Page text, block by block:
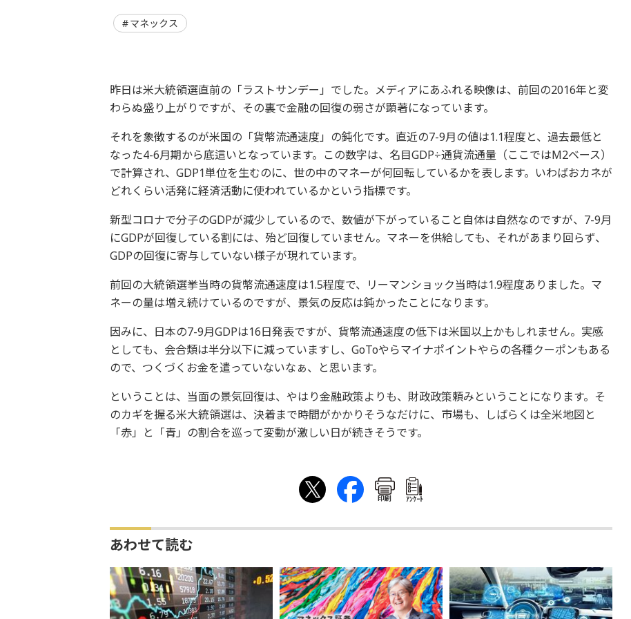
マネックス
昨日は米大統領選直前の「ラストサンデー」でした。メディアにあふれる映像は、前回の2016年と変
わらぬ盛り上がりですが、その裏で金融の回復の弱さが顕著になっています。
それを象徴するのが米国の「貨幣流通速度」の鈍化です。直近の7-9月の値は1.1程度と、過去最低と
なった4-6月期から底這いとなっています。この数字は、名目GDP÷通貨流通量（ここではM2ベース）
で計算され、GDP1単位を生むのに、世の中のマネーが何回転しているかを表します。いわばおカネが
どれくらい活発に経済活動に使われているかという指標です。
新型コロナで分子のGDPが減少しているので、数値が下がっていること自体は自然なのですが、7-9月
にGDPが回復している割には、殆ど回復していません。マネーを供給しても、それがあまり回らず、
GDPの回復に寄与していない様子が現れています。
前回の大統領選挙当時の貨幣流通速度は1.5程度で、リーマンショック当時は1.9程度ありました。マ
ネーの量は増え続けているのですが、景気の反応は鈍かったことになります。
因みに、日本の7-9月GDPは16日発表ですが、貨幣流通速度の低下は米国以上かもしれません。実感
としても、会合類は半分以下に減っていますし、GoToやらマイナポイントやらの各種クーポンもある
ので、つくづくお金を遣っていないなぁ、と思います。
ということは、当面の景気回復は、やはり金融政策よりも、財政政策頼みということになります。そ
のカギを握る米大統領選は、決着まで時間がかかりそうなだけに、市場も、しばらくは全米地図と
「赤」と「青」の割合を巡って変動が激しい日が続きそうです。
印刷 ｱﾝｹｰﾄ
あわせて読む